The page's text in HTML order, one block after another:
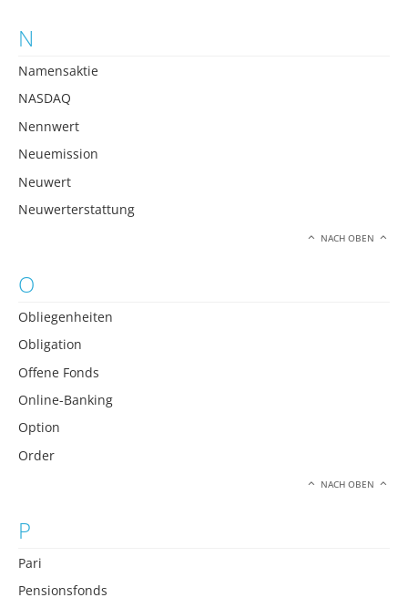
N
Namensaktie
NASDAQ
Nennwert
Neuemission
Neuwert
Neuwerterstattung
NACH OBEN
O
Obliegenheiten
Obligation
Offene Fonds
Online-Banking
Option
Order
NACH OBEN
P
Pari
Pensionsfonds